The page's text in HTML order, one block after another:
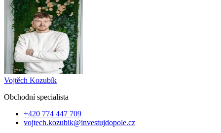
Vojtěch Kozubík
Obchodní specialista
+420 774 447 709
vojtech.kozubik@investujdopole.cz